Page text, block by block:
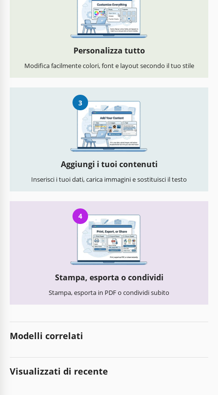
Personalizza tutto
Modifica facilmente colori, font e layout secondo il tuo stile
3
Aggiungi i tuoi contenuti
Inserisci i tuoi dati, carica immagini e sostituisci il testo
4
Stampa, esporta o condividi
Stampa, esporta in PDF o condividi subito
Modelli correlati
Visualizzati di recente